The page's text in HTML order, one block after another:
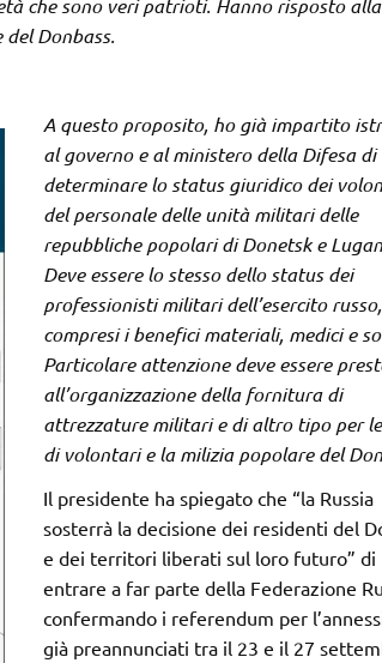
che sono veri patrioti. Hanno risposto alla
Donbass.
A questo proposito, ho già impartito
al governo e al ministero della Difesa di
determinare lo status giuridico dei
del personale delle unità militari delle
repubbliche popolari di Donetsk e
Deve essere lo stesso dello status dei
professionisti militari dell’esercito russo,
compresi i benefici materiali, medici e
Particolare attenzione deve essere
all’organizzazione della fornitura di
attrezzature militari e di altro tipo per
di volontari e la milizia popolare del
Il presidente ha spiegato che “la Russia
sosterrà la decisione dei residenti del
e dei territori liberati sul loro futuro” di
entrare a far parte della Federazione
confermando i referendum per
già preannunciati tra il 23 e il 27